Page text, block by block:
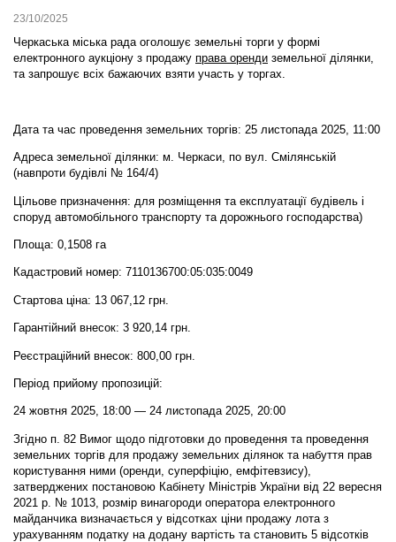
23/10/2025
Черкаська міська рада оголошує земельні торги у формі
електронного аукціону з продажу права оренди земельної ділянки,
та запрошує всіх бажаючих взяти участь у торгах.
Дата та час проведення земельних торгів: 25 листопада 2025, 11:00
Адреса земельної ділянки: м. Черкаси, по вул. Смілянській
(навпроти будівлі № 164/4)
Цільове призначення: для розміщення та експлуатації будівель і
споруд автомобільного транспорту та дорожнього господарства)
Площа: 0,1508 га
Кадастровий номер: 7110136700:05:035:0049
Стартова ціна: 13 067,12 грн.
Гарантійний внесок: 3 920,14 грн.
Реєстраційний внесок: 800,00 грн.
Період прийому пропозицій:
24 жовтня 2025, 18:00 — 24 листопада 2025, 20:00
Згідно п. 82 Вимог щодо підготовки до проведення та проведення
земельних торгів для продажу земельних ділянок та набуття прав
користування ними (оренди, суперфіцію, емфітевзису),
затверджених постановою Кабінету Міністрів України від 22 вересня
2021 р. № 1013, розмір винагороди оператора електронного
майданчика визначається у відсотках ціни продажу лота з
урахуванням податку на додану вартість та становить 5 відсотків